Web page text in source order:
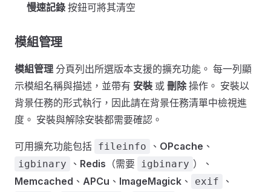
慢速記錄 按鈕可將其清空
模組管理
模組管理 分頁列出所選版本支援的擴充功能。 每一列顯
示模組名稱與描述，並帶有 安裝 或 刪除操作。 安裝以
背景任務的形式執行，因此請在背景任務清單中檢視進
度。 安裝與解除安裝都需要確認。
可用擴充功能包括 fileinfo 、 OPcache 、
igbinary 、 Redis （需要 igbinary ）、
Memcached 、 APCu 、 ImageMagick 、 exif 、